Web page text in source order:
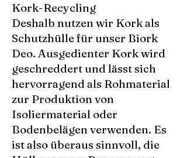
Kork-Recycling
Deshalb nutzen wir Kork als
Schutzhülle für unser Biork
Deo. Ausgedienter Kork wird
geschreddert und lässt sich
hervorragend als Rohmaterial
zur Produktion von
Isoliermaterial oder
Bodenbelägen verwenden. Es
ist also überaus sinnvoll, die